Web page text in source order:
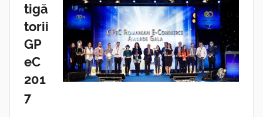
tigă
torii
GP
eC
201
7